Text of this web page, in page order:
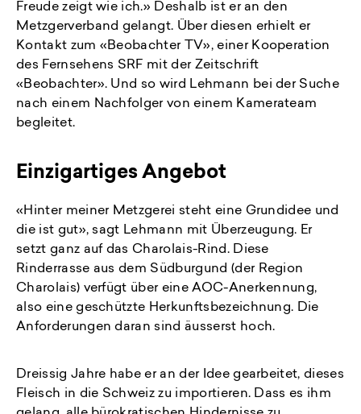
Freude zeigt wie ich.» Deshalb ist er an den
Metzgerverband gelangt. Über diesen erhielt er
Kontakt zum «Beobachter TV», einer Kooperation
des Fernsehens SRF mit der Zeitschrift
«Beobachter». Und so wird Lehmann bei der Suche
nach einem Nachfolger von einem Kamerateam
begleitet.
Einzigartiges Angebot
«Hinter meiner Metzgerei steht eine Grundidee und
die ist gut», sagt Lehmann mit Überzeugung. Er
setzt ganz auf das Charolais-Rind. Diese
Rinderrasse aus dem Südburgund (der Region
Charolais) verfügt über eine AOC-Anerkennung,
also eine geschützte Herkunftsbezeichnung. Die
Anforderungen daran sind äusserst hoch.
Dreissig Jahre habe er an der Idee gearbeitet, dieses
Fleisch in die Schweiz zu importieren. Dass es ihm